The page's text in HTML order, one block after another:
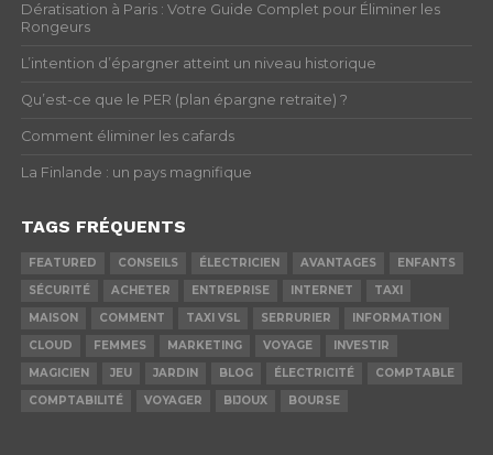
Dératisation à Paris : Votre Guide Complet pour Éliminer les
Rongeurs
L’intention d’épargner atteint un niveau historique
Qu’est-ce que le PER (plan épargne retraite) ?
Comment éliminer les cafards
La Finlande : un pays magnifique
TAGS FRÉQUENTS
FEATURED CONSEILS ÉLECTRICIEN AVANTAGES
ENFANTS
SÉCURITÉ
ACHETER ENTREPRISE INTERNET
TAXI
MAISON
COMMENT TAXI VSL SERRURIER
INFORMATION
CLOUD
FEMMES MARKETING VOYAGE
INVESTIR
MAGICIEN
JEU JARDIN BLOG ÉLECTRICITÉ
COMPTABLE
COMPTABILITÉ
VOYAGER BIJOUX BOURSE